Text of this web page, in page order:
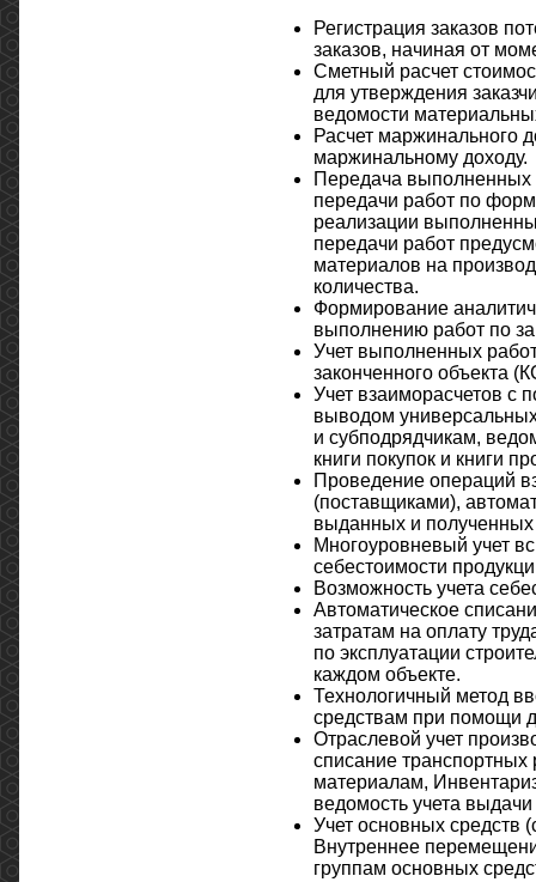
Регистрация заказов
заказов, начиная от
Сметный расчет
для утверждения
ведомости
Расчет маржинального
маржинальному доходу.
Передача выполненных
передачи работ по
реализации
передачи работ
материалов на
количества.
Формирование
выполнению работ по
Учет выполненных
законченного объекта
Учет взаиморасчетов с
выводом
и субподрядчикам,
книги покупок и книги
Проведение операций
(поставщиками),
выданных и полученных
Многоуровневый учет
себестоимости
Возможность учета
Автоматическое
затратам на оплату
по эксплуатации
каждом объекте.
Технологичный метод
средствам при помощи
Отраслевой учет
списание
материалам,
ведомость учета
Учет основных средств
Внутреннее
группам основных